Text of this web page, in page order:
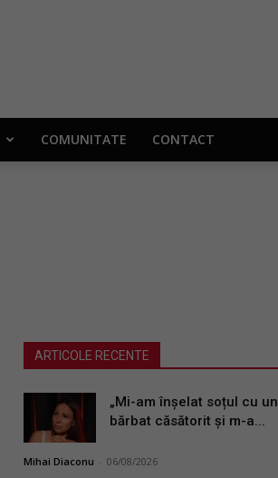
COMUNITATE CONTACT
ARTICOLE RECENTE
„Mi-am înșelat soțul cu un
bărbat căsătorit și m-a...
Mihai Diaconu 06/08/2026